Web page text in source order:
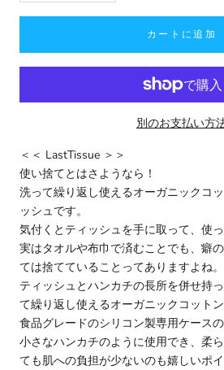
カートに追加
別のお支払い方
＜＜ LastTissue ＞＞
使い捨てとはさようなら！
洗って繰り返し使えるオーガニックコ
ッシュです。
気付くとティッシュを手に取って、使
実はタオルや布巾で済むことでも、癖
ては捨てていることってありますよね。
ティッシュとハンカチの長所を併せ持
て繰り返し使えるオーガニックコット
食品グレードのシリコン製専用ケースの
小さなハンカチのように使用でき、柔
ても肌への負担が少ないのも嬉しいポイ